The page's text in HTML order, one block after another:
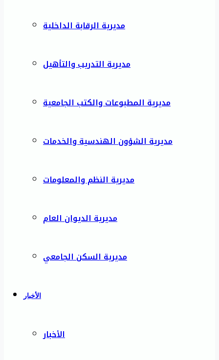
مديرية الرقابة الداخلية
مديرية التدريب والتأهيل
مديرية المطبوعات والكتب الجامعية
مديرية الشؤون الهندسية والخدمات
مديرية النظم والمعلومات
مديرية الديوان العام
مديرية السكن الجامعي
الأخبار
الأخبار